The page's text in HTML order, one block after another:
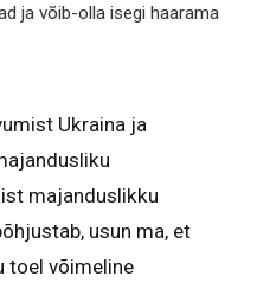
ja võib-olla isegi haarama
Ukraina ja
majanduslikku
usun ma, et
toel võimeline